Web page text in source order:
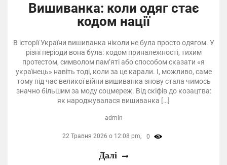
Вишиванка: коли одяг стає
кодом нації
В історії України вишиванка ніколи не була просто одягом. У
різні періоди вона була: кодом приналежності, тихим
протестом, символом пам’яті або способом сказати «я
українець» навіть тоді, коли за це карали. І, можливо, саме
тому під час великої війни вишиванка знову стала чимось
значно більшим за моду соцмереж. Від скіфів до козацтва:
як народжувалася вишиванка […]
admin
22 Травня 2026 о 12:08 pm, 0
Далі